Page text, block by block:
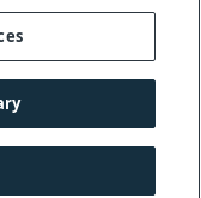
。
|
|